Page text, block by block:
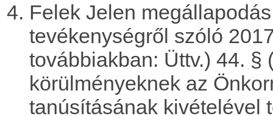
Felek Jelen
tevékenységről szóló
továbbiakban: Üttv.) 44. §
körülményeknek az
tanúsításának kivételével